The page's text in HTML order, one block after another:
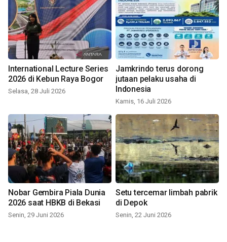
International Lecture Series
2026 di Kebun Raya Bogor
Selasa, 28 Juli 2026
Jamkrindo terus dorong
jutaan pelaku usaha di
Indonesia
Kamis, 16 Juli 2026
Nobar Gembira Piala Dunia
2026 saat HBKB di Bekasi
Senin, 29 Juni 2026
Setu tercemar limbah pabrik
di Depok
Senin, 22 Juni 2026